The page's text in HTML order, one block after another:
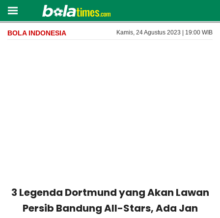
BOLA INDONESIA Kamis, 24 Agustus 2023 | 19:00 WIB
3 Legenda Dortmund yang Akan Lawan
Persib Bandung All-Stars, Ada Jan